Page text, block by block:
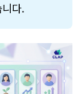
다.